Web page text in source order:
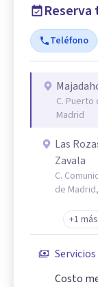
Reserva
Teléfono
C. Puerto
Madrid
Las
Zavala
C.
de
+1 más
Costo